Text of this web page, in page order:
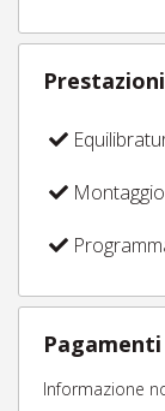
Informazione